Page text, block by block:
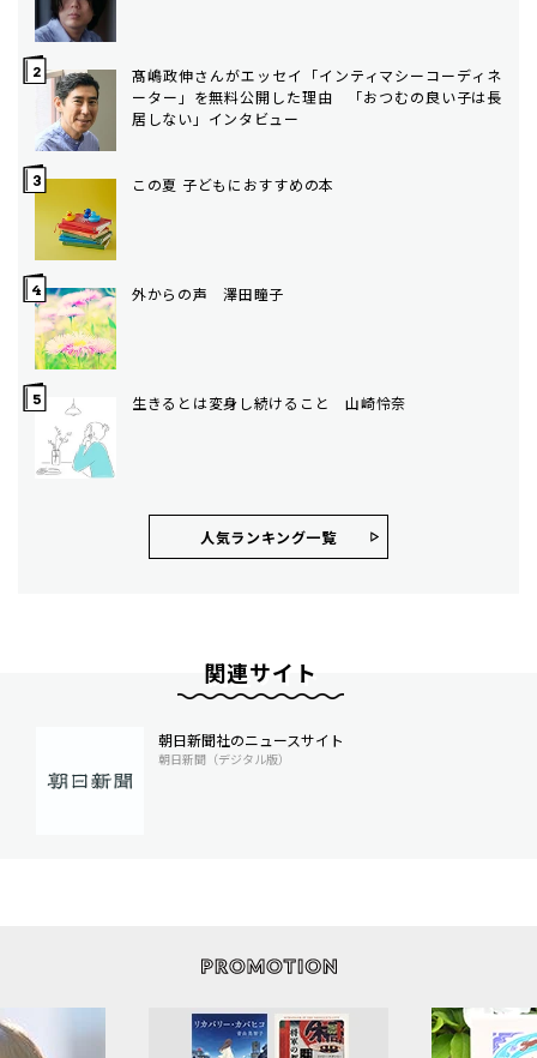
髙嶋政伸さんがエッセイ「インティマシーコーディネ
ーター」を無料公開した理由 「おつむの良い子は長
居しない」インタビュー
この夏 子どもにおすすめの本
外からの声 澤田瞳子
生きるとは変身し続けること 山崎怜奈
人気ランキング⼀覧
関連サイト
朝日新聞社のニュースサイト
朝日新聞（デジタル版）